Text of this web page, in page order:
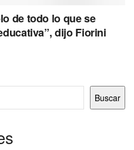
de todo lo que se
dijo Fiorini
Buscar